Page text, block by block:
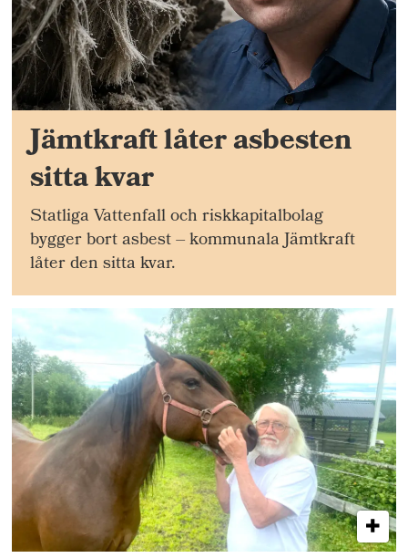
Jämtkraft låter asbesten
sitta kvar
Statliga Vattenfall och riskkapitalbolag
bygger bort asbest – kommunala Jämtkraft
låter den sitta kvar.